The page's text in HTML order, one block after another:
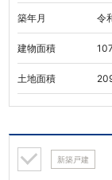
築年月 令
建物面積
土地面積
新築戸建